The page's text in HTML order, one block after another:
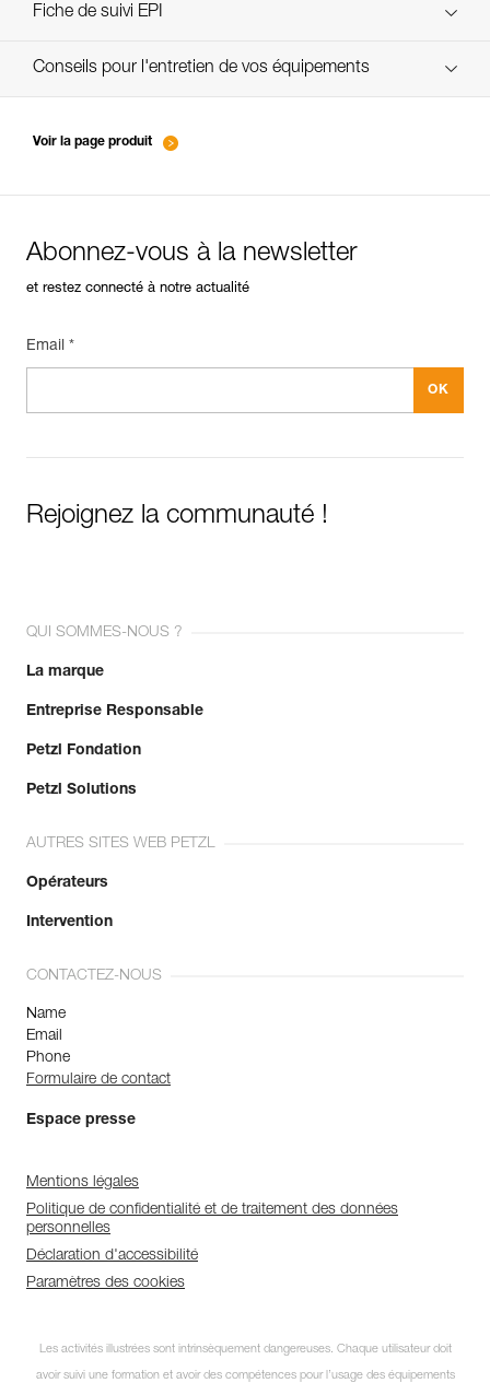
verif-EPI-casques-PRO-procedure-FR
Fiche de suivi EPI
verif-EPI-casque-PRO-suivi-FR
Conseils pour l'entretien de vos équipements
Voir la page produit
Abonnez-vous à la newsletter
et restez connecté à notre actualité
Email *
Rejoignez la communauté !
QUI SOMMES-NOUS ?
La marque
Entreprise Responsable
Petzl Fondation
Petzl Solutions
AUTRES SITES WEB PETZL
Opérateurs
Intervention
CONTACTEZ-NOUS
Name
Email
Phone
Formulaire de contact
Espace presse
Mentions légales
Politique de confidentialité et de traitement des données
personnelles
Déclaration d'accessibilité
Paramètres des cookies
Les activités illustrées sont intrinsèquement dangereuses. Chaque utilisateur doit
avoir suivi une formation et avoir des compétences pour l’usage des équipements